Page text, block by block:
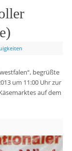
begrüßte
um 11:00 Uhr zur
auf dem